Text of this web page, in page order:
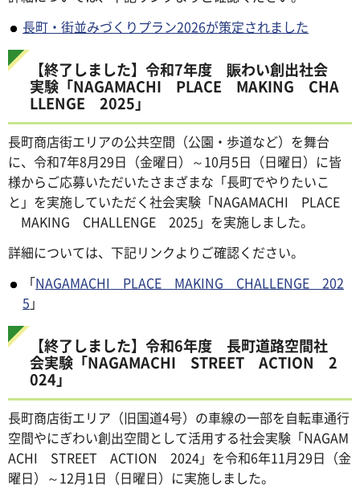
長町・街並みづくりプラン2026が策定されました
【終了しました】令和7年度 賑わい創出社会
実験「NAGAMACHI PLACE MAKING CHA
LLENGE 2025」
長町商店街エリアの公共空間（公園・歩道など）を舞台
に、令和7年8月29日（金曜日）～10月5日（日曜日）に皆
様からご応募いただいたさまざまな「長町でやりたいこ
と」を実施していただく社会実験「NAGAMACHI PLACE
MAKING CHALLENGE 2025」を実施しました。
詳細については、下記リンクよりご確認ください。
「NAGAMACHI PLACE MAKING CHALLENGE 202
5 」
【終了しました】令和6年度 長町道路空間社
会実験「NAGAMACHI STREET ACTION 2
024」
長町商店街エリア（旧国道4号）の車線の一部を自転車通行
空間やにぎわい創出空間として活用する社会実験「NAGAM
ACHI STREET ACTION 2024」を令和6年11月29日（金
曜日）～12月1日（日曜日）に実施しました。